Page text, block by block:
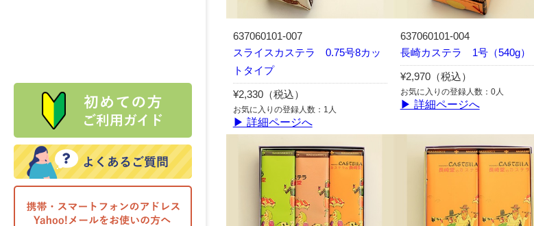
637060101-007
スライスカステラ 0.75号8カッ
トタイプ
¥2,330（税込）
お気に入りの登録人数：1人
▶ 詳細ページへ
637060101-004
長崎カステラ 1号（540g）
¥2,970（税込）
お気に入りの登録人数：0人
▶ 詳細ページへ